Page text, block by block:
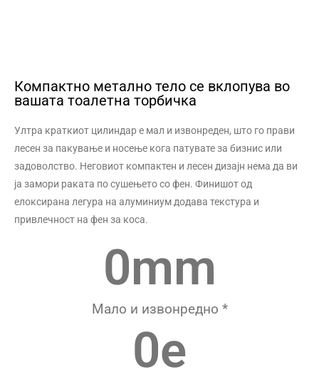
Компактно метално тело се вклопува во
вашата тоалетна торбичка
Ултра краткиот цилиндар е мал и извонреден, што го прави
лесен за пакување и носење кога патувате за бизнис или
задоволство. Неговиот компактен и лесен дизајн нема да ви
ја замори раката по сушењето со фен. Финишот од
елоксирана легура на алуминиум додава текстура и
привлечност на фен за коса.
Мало и извонредно *
0mm
0е